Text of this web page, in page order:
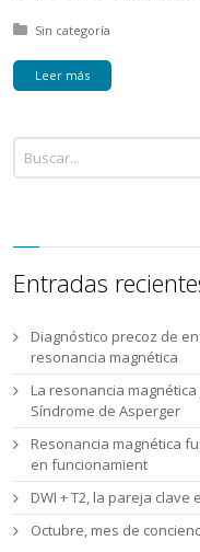
Posted in:
Sin categoría
Leer más
Entradas
Diagnóstico precoz de
resonancia magnética
La resonancia
Síndrome de Asperger
Resonancia magnética
en funcionamient
DWI + T2, la pareja
Octubre, mes de